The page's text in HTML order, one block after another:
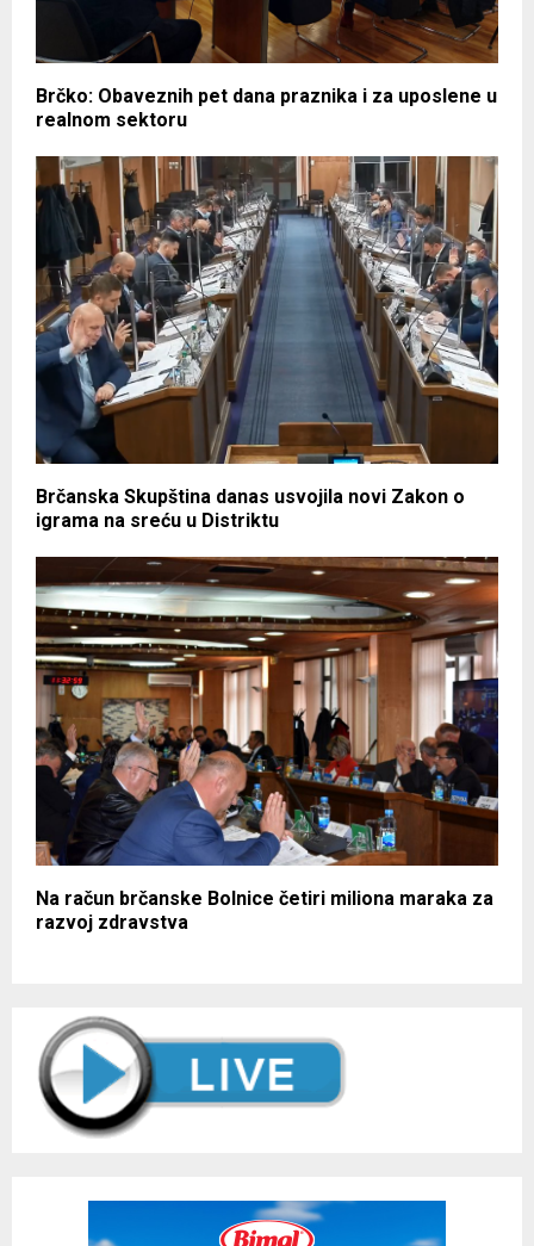
Brčko: Obaveznih pet dana praznika i za uposlene u
realnom sektoru
Brčanska Skupština danas usvojila novi Zakon o
igrama na sreću u Distriktu
Na račun brčanske Bolnice četiri miliona maraka za
razvoj zdravstva